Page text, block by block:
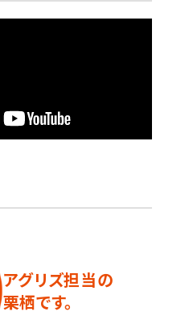
アグリズ担当の
栗栖です。